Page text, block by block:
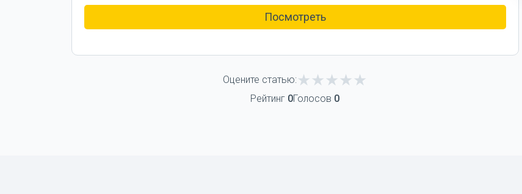
Посмотреть
Оцените статью:
Рейтинг 0Голосов 0